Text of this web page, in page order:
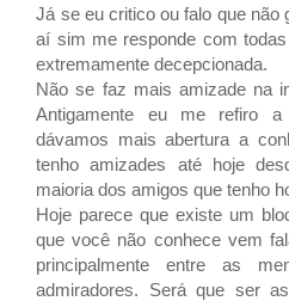
Já se eu critico ou falo que não
aí sim me responde com
extremamente decepcionada.
Não se faz mais amizade na
Antigamente eu me refiro
dávamos mais abertura a
tenho amizades até hoje
maioria dos amigos que tenho
Hoje parece que existe um
que você não conhece vem
principalmente entre as
admiradores. Será que ser